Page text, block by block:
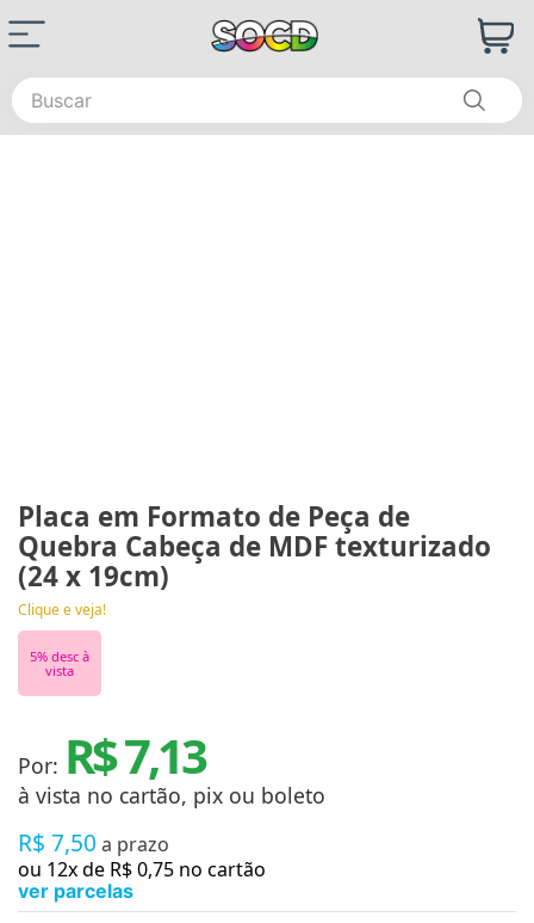
Buscar
Placa em Formato de Peça de
Quebra Cabeça de MDF texturizado
(24 x 19cm)
Clique e veja!
5% desc à
vista
Por: R$ 7,13
à vista no cartão, pix ou boleto
R$ 7,50 a prazo
ou 12x de R$0,75 no cartão
ver parcelas